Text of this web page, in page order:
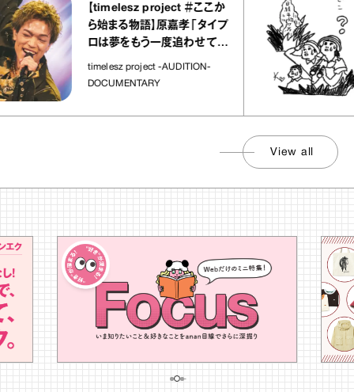
【timelesz project ＃ここか
ら始まる物語】原嘉孝「タイプ
ロは夢をもう一度追わせてく
timelesz project -AUDITION-
DOCUMENTARY
View all